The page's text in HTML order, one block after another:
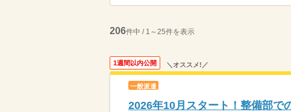
206件中 / 1～25件を表示
1週間以内公開 ＼オススメ!／
一般派遣
2026年10月スタート！整備部で